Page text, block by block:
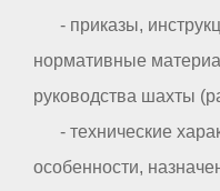
- приказы,
нормативные
руководства шахты
- технические
особенности,